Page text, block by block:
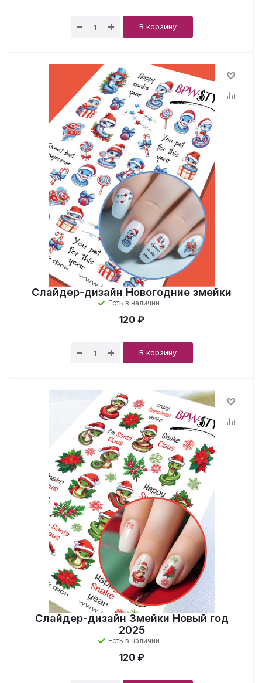
В корзину
Слайдер-дизайн Новогодние змейки
Есть в наличии
120 ₽
В корзину
Слайдер-дизайн Змейки Новый год
2025
Есть в наличии
120 ₽